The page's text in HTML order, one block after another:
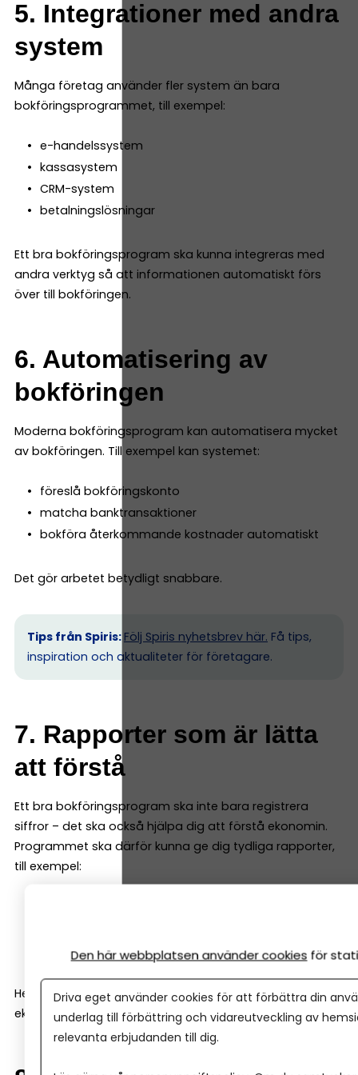
5. Integrationer med andra
system
Många företag använder fler system än bara
bokföringsprogrammet, till exempel:
e-handelssystem
kassasystem
CRM-system
betalningslösningar
Ett bra bokföringsprogram ska kunna integreras med
andra verktyg så att informationen automatiskt förs
över till bokföringen.
6. Automatisering av
bokföringen
Moderna bokföringsprogram kan automatisera mycket
av bokföringen. Till exempel kan systemet:
föreslå bokföringskonto
matcha banktransaktioner
bokföra återkommande kostnader automatiskt
Det gör arbetet betydligt snabbare.
Tips från Spiris: Följ Spiris nyhetsbrev här. Få tips,
inspiration och aktualiteter för företagare.
7. Rapporter som är lätta
att förstå
Ett bra bokföringsprogram ska inte bara registrera
siffror – det ska också hjälpa dig att förstå ekonomin.
Programmet ska därför kunna ge dig tydliga rapporter,
till exempel:
kassaflödesrapport
Helst ska de vara enkla att läsa även för den som inte är
ekonom.
Den här webbplatsen använder cookies för
Driva eget använder cookies för att förbättra din
underlag till förbättring och vidareutveckling av
relevanta erbjudanden till dig.